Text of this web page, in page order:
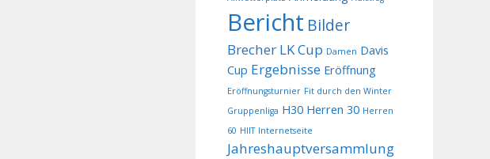
Bericht Bilder
Brecher LK Cup Damen Davis
Cup Ergebnisse Eröffnung
Eröffnungsturnier Fit durch den Winter
Gruppenliga H30 Herren 30 Herren
60 HIIT Internetseite
Jahreshauptversammlung